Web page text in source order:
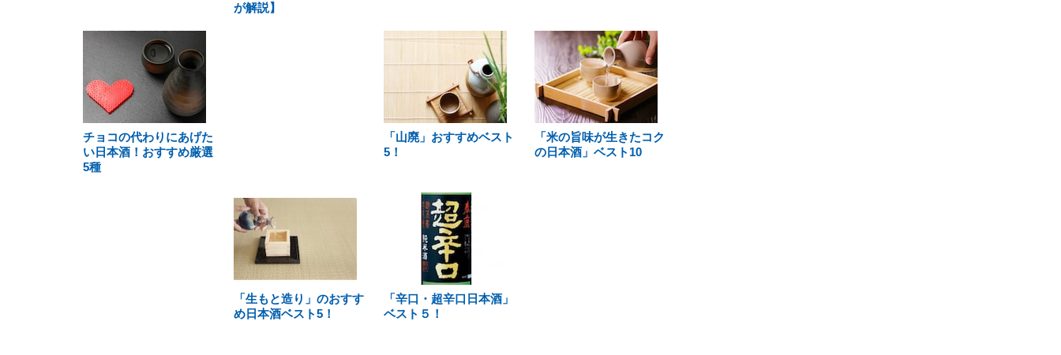
が解説】
チョコの代わりにあげた
い日本酒！おすすめ厳選
5種
「山廃」おすすめベスト
5！
「米の旨味が生きたコク
の日本酒」ベスト10
「生もと造り」のおすす
め日本酒ベスト5！
「辛口・超辛口日本酒」
ベスト５！